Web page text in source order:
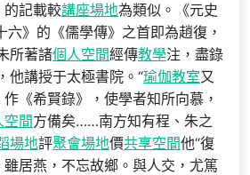
的記載較講座場地為類似。《元史
六》的《儒學傳》之首即為趙復，
所著諸個人空間經傳教學注，盡錄
他講授于太極書院。“瑜伽教室又
《希賢錄》，使學者知所向慕，
空間方備矣……南方知有程、朱之
場地評聚會場地價共享空間他“復
居燕，不忘故鄉。與人交，尤篤